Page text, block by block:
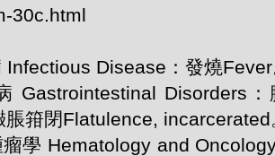
30c.html
Infectious Disease：發燒
Gastrointestinal Disorders
脹箝閉Flatulence,
學 Hematology and